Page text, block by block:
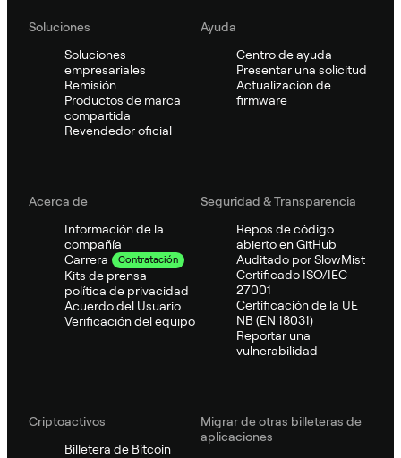
Soluciones
Soluciones
empresariales
Remisión
Productos de marca
compartida
Revendedor oficial
Ayuda
Centro de ayuda
Presentar una solicitud
Actualización de
firmware
Acerca de
Información de la
compañía
Carrera
Contratación
Kits de prensa
política de privacidad
Acuerdo del Usuario
Verificación del equipo
Seguridad & Transparencia
Repos de código
abierto en GitHub
Auditado por SlowMist
Certificado ISO/IEC
27001
Certificación de la UE
NB (EN 18031)
Reportar una
vulnerabilidad
Criptoactivos
Billetera de Bitcoin
Migrar de otras billeteras de
aplicaciones